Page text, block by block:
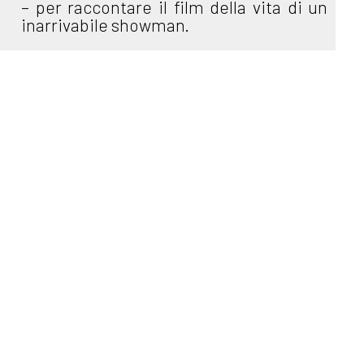
– per raccontare il film della vita di un
inarrivabile showman.